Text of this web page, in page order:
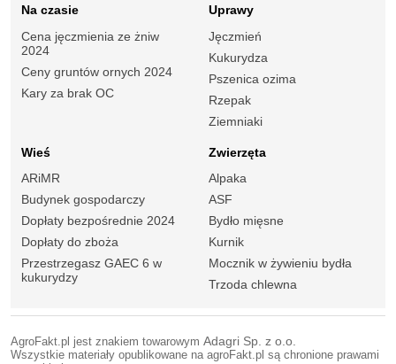
Na czasie
Cena jęczmienia ze żniw
2024
Ceny gruntów ornych 2024
Kary za brak OC
Uprawy
Jęczmień
Kukurydza
Pszenica ozima
Rzepak
Ziemniaki
Wieś
ARiMR
Budynek gospodarczy
Dopłaty bezpośrednie 2024
Dopłaty do zboża
Przestrzegasz GAEC 6 w
kukurydzy
Zwierzęta
Alpaka
ASF
Bydło mięsne
Kurnik
Mocznik w żywieniu bydła
Trzoda chlewna
AgroFakt.pl jest znakiem towarowym Adagri Sp. z o.o.
Wszystkie materiały opublikowane na agroFakt.pl są chronione prawami